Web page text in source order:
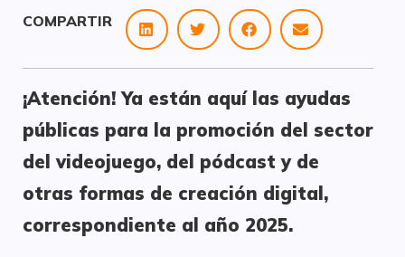
COMPARTIR
¡Atención! Ya están aquí las ayudas
públicas para la promoción del sector
del videojuego, del pódcast y de
otras formas de creación digital,
correspondiente al año 2025.